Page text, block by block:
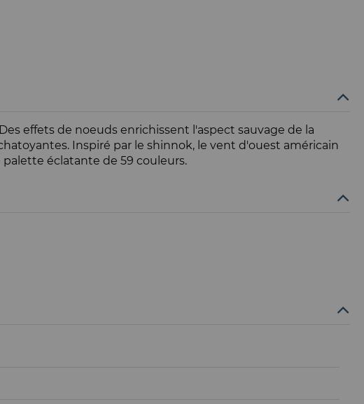
effets de noeuds enrichissent l'aspect sauvage de la
Inspiré par le shinnok, le vent d'ouest américain
éclatante de 59 couleurs.